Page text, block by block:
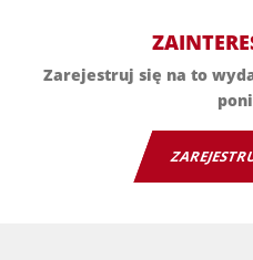
Zarejestruj się na to